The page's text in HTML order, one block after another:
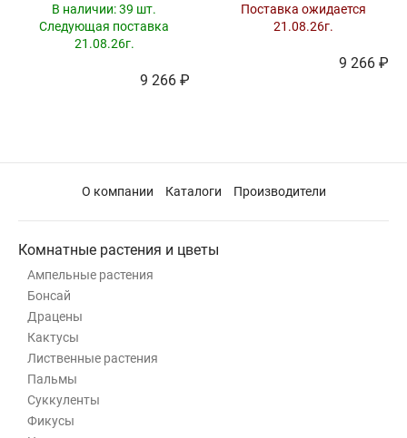
В наличии:39 шт.
Следующая поставка
21.08.26г.
9 266 ₽
Поставка ожидается
21.08.26г.
9 266 ₽
О компании Каталоги Производители
Комнатные растения и цветы
Ампельные растения
Бонсай
Драцены
Кактусы
Лиственные растения
Пальмы
Суккуленты
Фикусы